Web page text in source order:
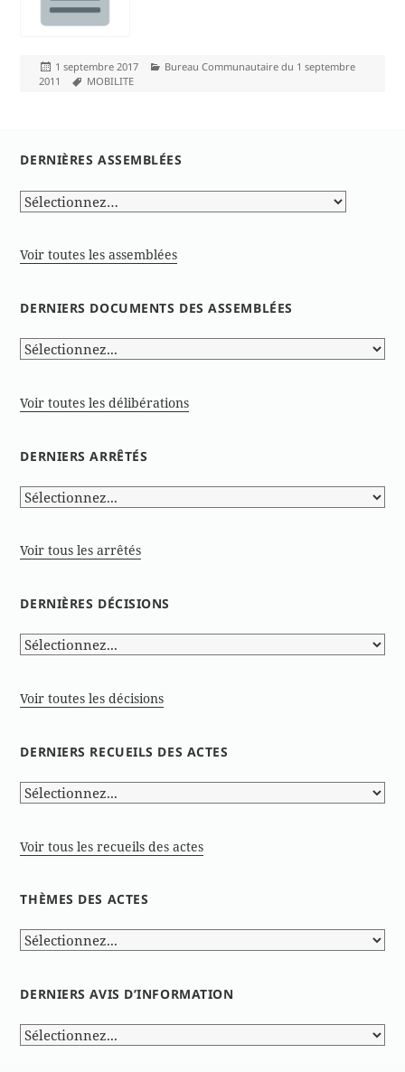
Publié
le
1 septembre 2017 Catégories
Bureau Communautaire du 1 septembre
2011
Mots-
MOBILITE
DERNIÈRES ASSEMBLÉES
Voir toutes les assemblées
DERNIERS DOCUMENTS DES ASSEMBLÉES
Voir toutes les délibérations
DERNIERS ARRÊTÉS
Voir tous les arrêtés
DERNIÈRES DÉCISIONS
Voir toutes les décisions
DERNIERS RECUEILS DES ACTES
Voir tous les recueils des actes
THÈMES DES ACTES
DERNIERS AVIS D’INFORMATION